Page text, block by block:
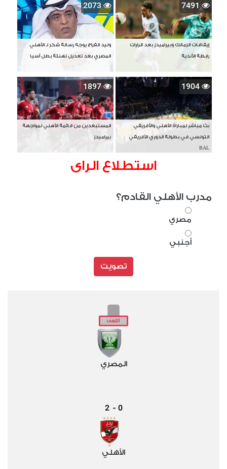
7491
إيقافات الزمالك وبيراميدز بعد قرارات
رابطة الأندية
2073
وليد الفراج يوجه رسالة شكر لـ الأهلي
المصري بعد تعديل تهنئة بطل آسيا
1904
بث مباشر لمباراة الأهلي والأفريقي
التونسي في بطولة الدوري الأفريقي
BAL
1897
المستبعدين من قائمة الأهلي لمواجهة
بيراميدز
استطلاع الراى
مدرب الأهلي القادم؟
مصري
أجنبي
تصويت
المصري
0
-
2
الأهلي